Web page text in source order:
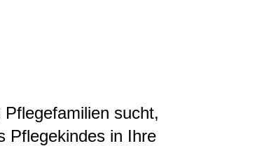
sucht,
Pflegekindes in Ihre